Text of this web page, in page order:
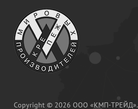
Copyright © 2026 ООО «КМП-ТРЕЙД».